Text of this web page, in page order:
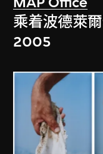
乘着波德萊
2005